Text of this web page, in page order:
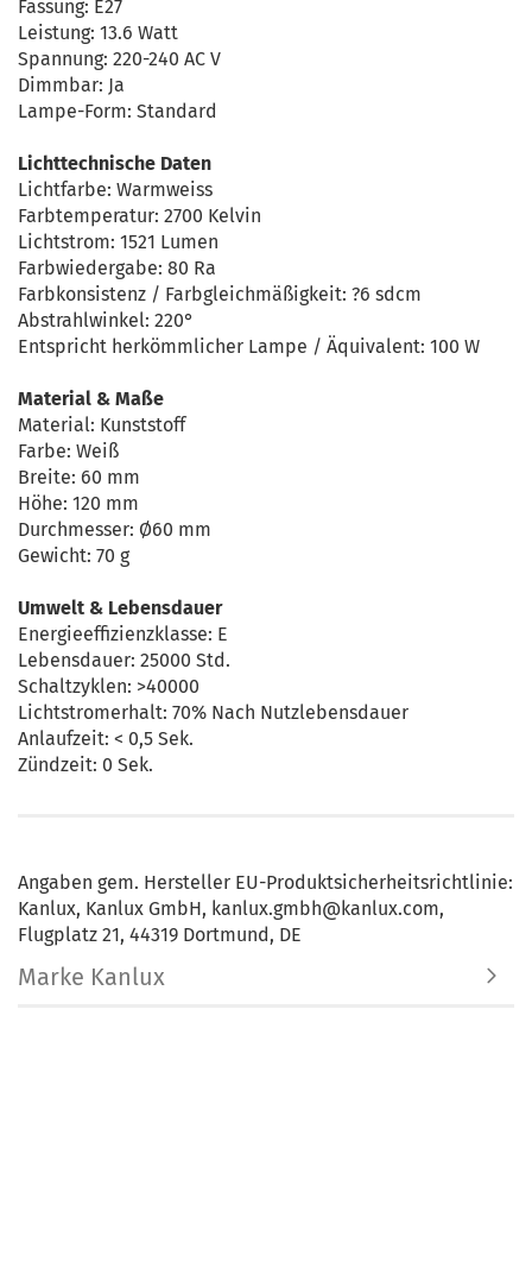
Fassung: E27
Leistung: 13.6 Watt
Spannung: 220-240 AC V
Dimmbar: Ja
Lampe-Form: Standard
Lichttechnische Daten
Lichtfarbe: Warmweiss
Farbtemperatur: 2700 Kelvin
Lichtstrom: 1521 Lumen
Farbwiedergabe: 80 Ra
Farbkonsistenz / Farbgleichmäßigkeit: ?6 sdcm
Abstrahlwinkel: 220°
Entspricht herkömmlicher Lampe / Äquivalent: 100 W
Material & Maße
Material: Kunststoff
Farbe: Weiß
Breite: 60 mm
Höhe: 120 mm
Durchmesser: Ø60 mm
Gewicht: 70 g
Umwelt & Lebensdauer
Energieeffizienzklasse: E
Lebensdauer: 25000 Std.
Schaltzyklen: >40000
Lichtstromerhalt: 70% Nach Nutzlebensdauer
Anlaufzeit: < 0,5 Sek.
Zündzeit: 0 Sek.
Angaben gem. Hersteller EU-Produktsicherheitsrichtlinie:
Kanlux, Kanlux GmbH, kanlux.gmbh@kanlux.com,
Flugplatz 21, 44319 Dortmund, DE
Marke Kanlux